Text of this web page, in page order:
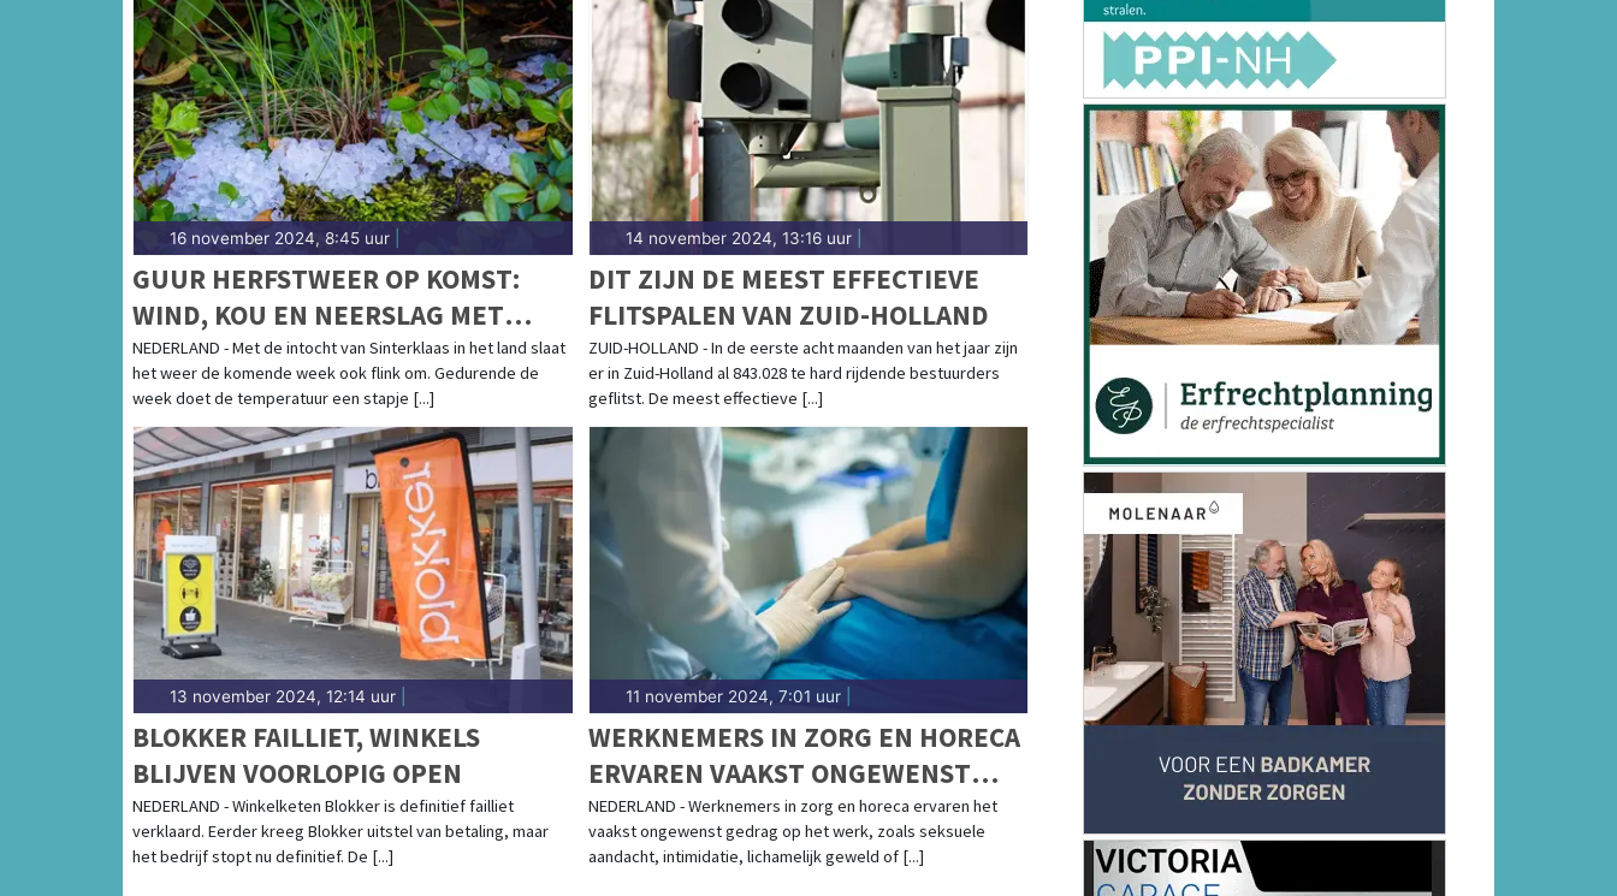
16 november 2024, 8:45 uur
GUUR HERFSTWEER OP KOMST:
WIND, KOU EN NEERSLAG MET
MOGELIJK WINTERSE BUIEN
NEDERLAND - Met de intocht van Sinterklaas in het land slaat
het weer de komende week ook flink om. Gedurende de
week doet de temperatuur een stapje [...]
14 november 2024, 13:16 uur|
DIT ZIJN DE MEEST EFFECTIEVE
FLITSPALEN VAN ZUID-HOLLAND
ZUID-HOLLAND - In de eerste acht maanden van het jaar zijn
er in Zuid-Holland al 843.028 te hard rijdende bestuurders
geflitst. De meest effectieve [...]
13 november 2024, 12:14 uur
BLOKKER FAILLIET, WINKELS
BLIJVEN VOORLOPIG OPEN
NEDERLAND - Winkelketen Blokker is definitief failliet
verklaard. Eerder kreeg Blokker uitstel van betaling, maar
het bedrijf stopt nu definitief. De [...]
11 november 2024, 7:01 uur|
WERKNEMERS IN ZORG EN HORECA
ERVAREN VAAKST ONGEWENST
GEDRAG
NEDERLAND - Werknemers in zorg en horeca ervaren het
vaakst ongewenst gedrag op het werk, zoals seksuele
aandacht, intimidatie, lichamelijk geweld of [...]